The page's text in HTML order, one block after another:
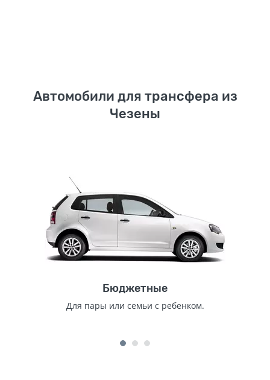
Автомобили для трансфера из
Чезены
Бюджетные
Для пары или семьи с ребенком.